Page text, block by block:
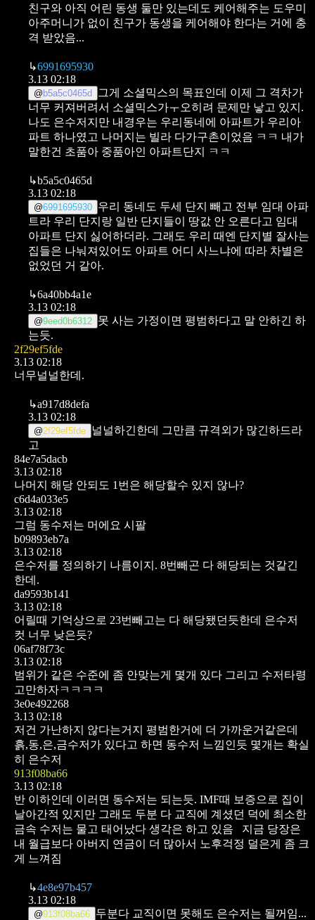
친구와 아직 어린 동생 둘만 있는데도 케어해주는 도우미
아주머니가 없이 친구가 동생을 케어해야 한다는 거에 충
격 받았음...
↳6991695930
3.13 02:18
@ b5a5c0465d
그게 소셜믹스의 목표인데 이제 그 격차가
너무 커져버려서 소셜믹스가ㅜ오히려 문제만 낳고 있지.
나도 은수저지만 내경우는 우리동네에 아파트가 우리아
파트 하나였고 나머지는 빌라 다가구촌이었음 ㅋㅋ 내가
말한건 초품아 중품아인 아파트단지 ㅋㅋ
↳b5a5c0465d
3.13 02:18
@6991695930 우리 동네도 두세 단지 빼고 전부 임대 아파
트라 우리 단지랑 일반 단지들이 땅값 안 오른다고 임대
아파트 단지 싫어하더라. 그래도 우리 때엔 단지별 잘사는
집들은 나눠져있어도 아파트 어디 사느냐에 따라 차별은
없었던 거 같아.
↳6a40bb4a1e
3.13 02:18
@9eed0b6312 못 사는 가정이면 평범하다고 말 안하긴 하
는듯.
2f29ef5fde
3.13 02:18
너무널널한데.
↳a917d8defa
3.13 02:18
@2f29ef5fde
널널하긴한데 그만큼 규격외가 많긴하드라
고
84e7a5dacb
3.13 02:18
나머지 해당 안되도 1번은 해당할수 있지 않나?
c6d4a033e5
3.13 02:18
그럼 동수저는 머에요 시팔
b09893eb7a
3.13 02:18
은수저를 정의하기 나름이지. 8번빼곤 다 해당되는 것같긴
한데.
da9593b141
3.13 02:18
어릴때 기억상으로 23번빼고는 다 해당됐던듯한데 은수저
컷 너무 낮은듯?
06af78f73c
3.13 02:18
범위가 같은 수준에 좀 안맞는게 몇개 있다 그리고 수저타령
고만하자ㅋㅋㅋㅋ
3e0e492268
3.13 02:18
저건 가난하지 않다는거지 평범한거에 더 가까운거같은데
흙,동,은,금수저가 있다고 하면 동수저 느낌인듯 몇개는 확실
히 은수저
913f08ba66
3.13 02:18
반 이하인데 이러면 동수저는 되는듯. IMF때 보증으로 집이
날아간적 있지만 그래도 두분 다 교직에 계셨던 덕에 최소한
금속 수저는 물고 태어났다 생각은 하고 있음
지금 당장은
내 월급보다 아버지 연금이 더 많아서 노후걱정 덜은게 좀 크
게 느껴짐
↳4e8e97b457
3.13 02:18
@913f08ba66 두분다 교직이면 못해도 은수저는 될꺼임...